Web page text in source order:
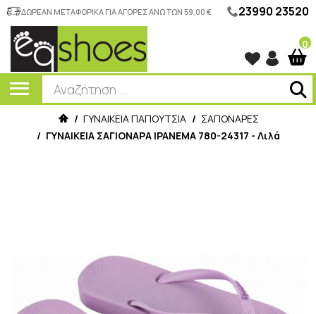
ΔΩΡΕΑΝ ΜΕΤΑΦΟΡΙΚΑ ΓΙΑ ΑΓΟΡΕΣ ΑΝΩ ΤΩΝ 59,00 € 23990 23520
0
/ ΓΥΝΑΙΚΕΙΑ ΠΑΠΟΥΤΣΙΑ / ΣΑΓΙΟΝΑΡΕΣ
/ ΓΥΝΑΙΚΕΙΑ ΣΑΓΙΟΝΑΡΑ IPANEMA 780-24317 - Λιλά